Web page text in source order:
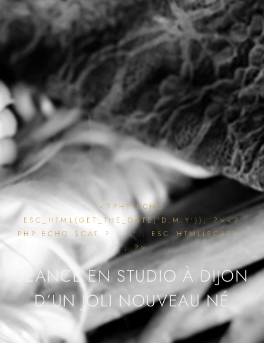
<?PHP ECHO
ESC_HTML(GET_THE_DATE('D.M.Y')); ?><?
PHP ECHO $CAT ? ' · ' . ESC_HTML($CAT) :
''; ?>
SÉANCE EN STUDIO À DIJON
D’UN JOLI NOUVEAU NÉ